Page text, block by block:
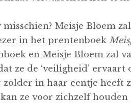
Meisje Bloem
in het prentenboek
en Meisje Bloem zal
ze de ‘veiligheid’ ervaart
in haar eentje heeft
ze voor zichzelf houden